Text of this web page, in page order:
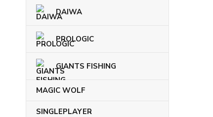
DAIWA
PROLOGIC
GIANTS FISHING
MAGIC WOLF
SINGLEPLAYER